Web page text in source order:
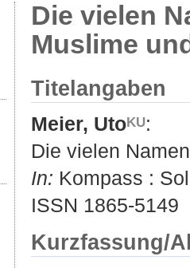
Die vielen
Muslime
Titelangaben
Meier, Uto
:
Die vielen
In: Kompass :
ISSN 1865-5149
Kurzfassung/